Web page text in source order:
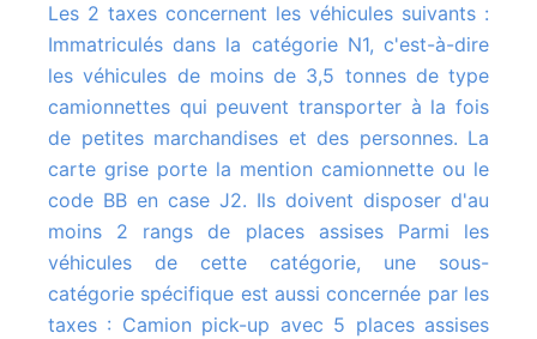
Les 2 taxes concernent les véhicules suivants :
Immatriculés dans la catégorie N1, c'est-à-dire
les véhicules de moins de 3,5 tonnes de type
camionnettes qui peuvent transporter à la fois
de petites marchandises et des personnes. La
carte grise porte la mention camionnette ou le
code BB en case J2. Ils doivent disposer d'au
moins 2 rangs de places assises Parmi les
véhicules de cette catégorie, une sous-
catégorie spécifique est aussi concernée par les
taxes : Camion pick-up avec 5 places assises